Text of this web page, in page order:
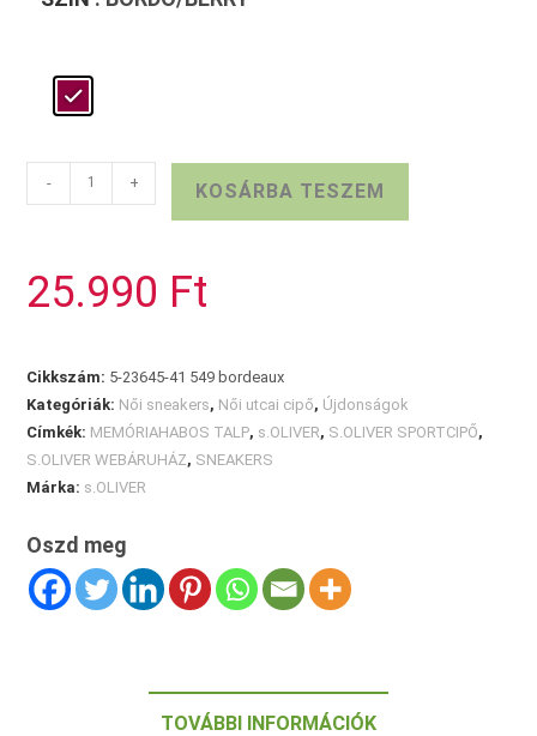
S.OLIVER
- + KOSÁRBA TESZEM
25.990 Ft
Cikkszám: 5-23645-41 549 bordeaux
Kategóriák: Női sneakers, Női utcai cipő, Újdonságok
Címkék: MEMÓRIAHABOS TALP, s.OLIVER, S.OLIVER SPORTCIPŐ,
S.OLIVER WEBÁRUHÁZ, SNEAKERS
Márka: s.OLIVER
Oszd meg
TOVÁBBI INFORMÁCIÓK